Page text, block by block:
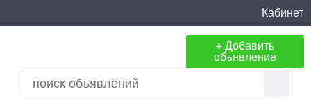
Кабинет
+ Добавить
объявление